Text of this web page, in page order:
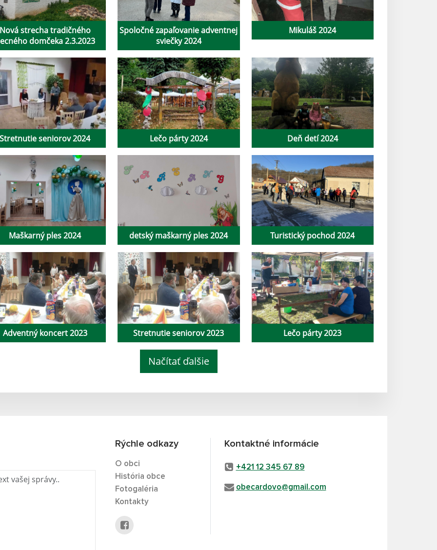
strecha tradičného
domčeka 2.3.2023
Spoločné zapaľovanie adventnej
sviečky 2024
Mikuláš 2024
Stretnutie seniorov 2024 Lečo párty 2024 Deň detí 2024
Maškarný ples 2024 detský maškarný ples 2024 Turistický pochod 2024
Adventný koncert 2023 Stretnutie seniorov 2023 Lečo párty 2023
Načítať ďalšie
Rýchle odkazy
O obci
História obce
Fotogaléria
Kontakty
Kontaktné informácie
+421 12 345 67 89
obecardovo@gmail.com